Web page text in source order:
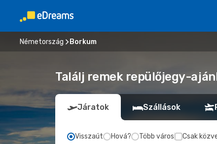
Németország Borkum
Találj remek repülőjegy-
Járatok Szállások
Visszaút Hová? Több város Csak